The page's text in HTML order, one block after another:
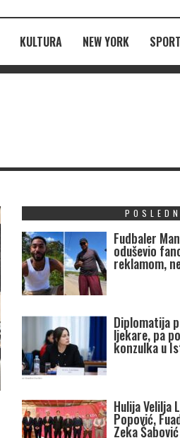
KULTURA NEW YORK SPORT
Fudbaler
oduševio
reklamom,
Diplomatija
ljekare, pa
konzulka u
Hulija Velilja
Popović,
Zeka